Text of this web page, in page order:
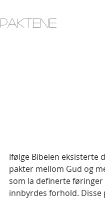
Paktene
Ifølge Bibelen eksisterte
pakter mellom Gud og
som la definerte
innbyrdes forhold. Disse